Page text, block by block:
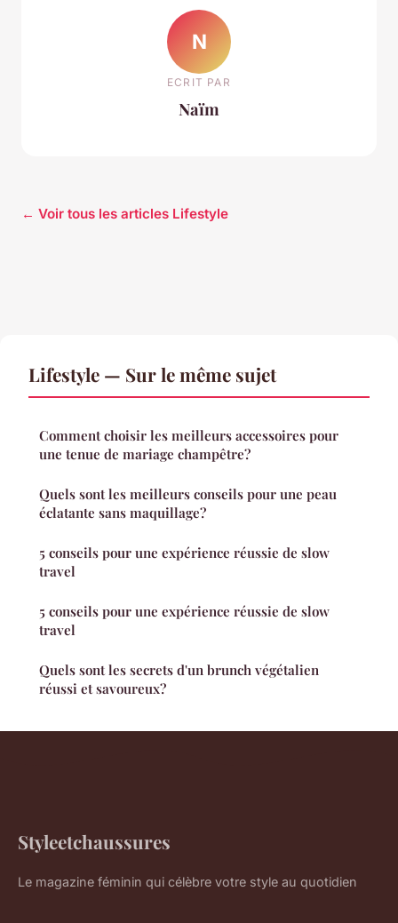
N
ECRIT PAR
Naïm
← Voir tous les articles Lifestyle
Lifestyle — Sur le même sujet
Comment choisir les meilleurs accessoires pour
une tenue de mariage champêtre?
Quels sont les meilleurs conseils pour une peau
éclatante sans maquillage?
5 conseils pour une expérience réussie de slow
travel
5 conseils pour une expérience réussie de slow
travel
Quels sont les secrets d'un brunch végétalien
réussi et savoureux?
Styleetchaussures
Le magazine féminin qui célèbre votre style au quotidien